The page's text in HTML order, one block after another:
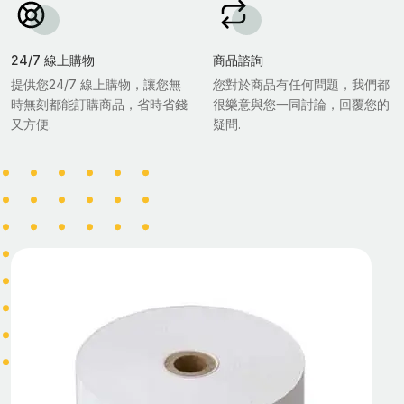
24/7 線上購物
提供您24/7 線上購物，讓您無
時無刻都能訂購商品，省時省錢
又方便.
商品諮詢
您對於商品有任何問題，我們都
很樂意與您一同討論，回覆您的
疑問.